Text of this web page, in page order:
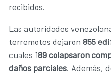
recibidos.
Las autoridades
terremotos dejaron 855
cuales 189 colapsaron
daños parciales. Además,